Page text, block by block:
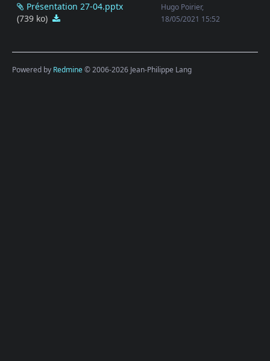
Présentation 27-04.pptx
(739 ko)
Hugo Poirier,
18/05/2021 15:52
Powered by Redmine© 2006-2026 Jean-Philippe Lang